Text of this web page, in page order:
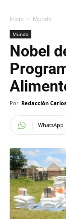
Inicio Mundo
Mundo
Nobel
Por Redacción
WhatsApp